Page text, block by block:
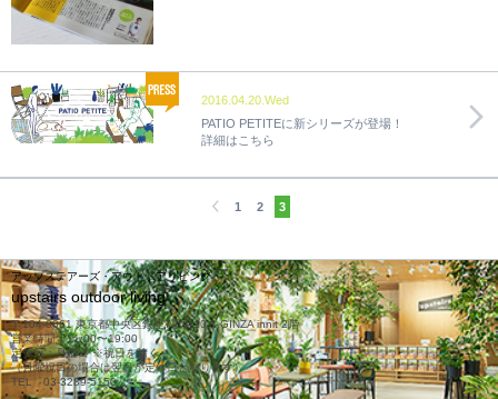
2016.04.20.Wed
PATIO PETITEに新シリーズが登場！
詳細はこちら
1 2 3
アップステアーズ・アウトドアリビング
upstairs outdoor living
〒104-0061 東京都中央区銀座7丁目10-1 GINZA innit 2階
営業時間：11:00〜19:00
定休日：月曜日 ※祝日を除く
（月曜祝日の場合は翌日が定休日となります）
TEL︓03-3289-5150